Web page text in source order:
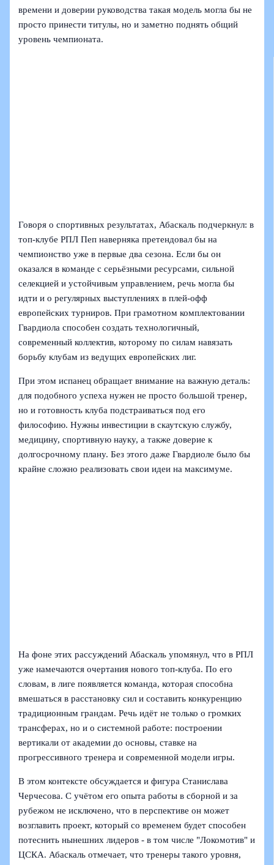
времени и доверии руководства такая модель могла бы не
просто принести титулы, но и заметно поднять общий
уровень чемпионата.
Говоря о спортивных результатах, Абаскаль подчеркнул: в
топ-клубе РПЛ Пеп наверняка претендовал бы на
чемпионство уже в первые два сезона. Если бы он
оказался в команде с серьёзными ресурсами, сильной
селекцией и устойчивым управлением, речь могла бы
идти и о регулярных выступлениях в плей-офф
европейских турниров. При грамотном комплектовании
Гвардиола способен создать технологичный,
современный коллектив, которому по силам навязать
борьбу клубам из ведущих европейских лиг.
При этом испанец обращает внимание на важную деталь:
для подобного успеха нужен не просто большой тренер,
но и готовность клуба подстраиваться под его
философию. Нужны инвестиции в скаутскую службу,
медицину, спортивную науку, а также доверие к
долгосрочному плану. Без этого даже Гвардиоле было бы
крайне сложно реализовать свои идеи на максимуме.
На фоне этих рассуждений Абаскаль упомянул, что в РПЛ
уже намечаются очертания нового топ-клуба. По его
словам, в лиге появляется команда, которая способна
вмешаться в расстановку сил и составить конкуренцию
традиционным грандам. Речь идёт не только о громких
трансферах, но и о системной работе: построении
вертикали от академии до основы, ставке на
прогрессивного тренера и современной модели игры.
В этом контексте обсуждается и фигура Станислава
Черчесова. С учётом его опыта работы в сборной и за
рубежом не исключено, что в перспективе он может
возглавить проект, который со временем будет способен
потеснить нынешних лидеров - в том числе "Локомотив" и
ЦСКА. Абаскаль отмечает, что тренеры такого уровня,